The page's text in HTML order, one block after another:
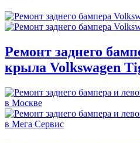
Ремонт заднего
крыла Volkswagen